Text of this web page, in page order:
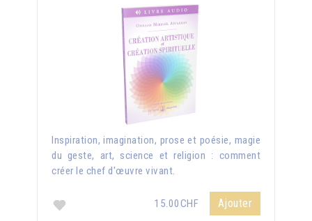
Inspiration, imagination, prose et poésie, magie
du geste, art, science et religion : comment
créer le chef d'œuvre vivant.
15.00CHF Ajouter